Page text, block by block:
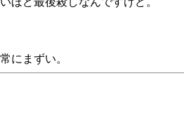
にまずい。